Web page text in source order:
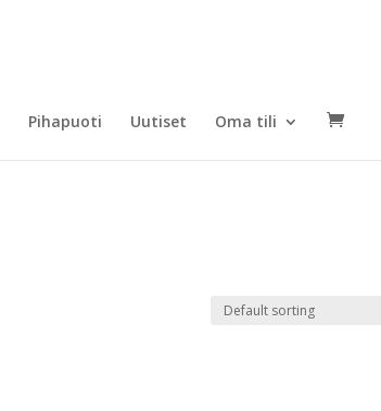
Pihapuoti Uutiset Oma tili